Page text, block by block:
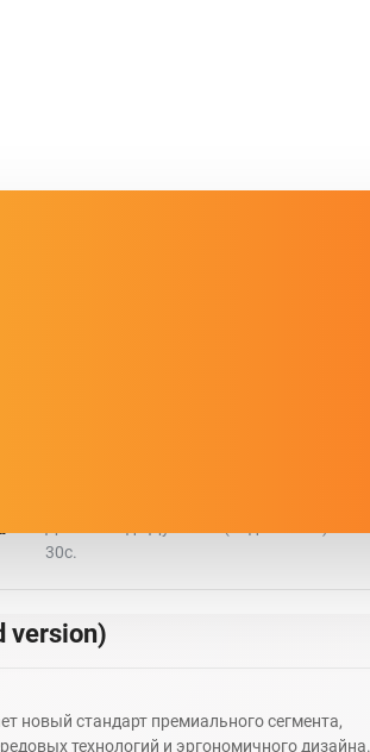
30с.
version)
новый стандарт премиального сегмента,
технологий и эргономичного дизайна.